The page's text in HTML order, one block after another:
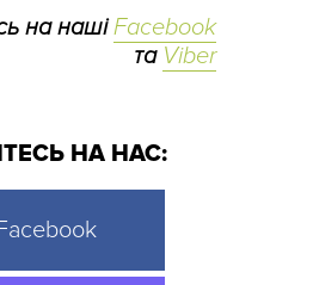
на нашіFacebook
та Viber
НА НАС: